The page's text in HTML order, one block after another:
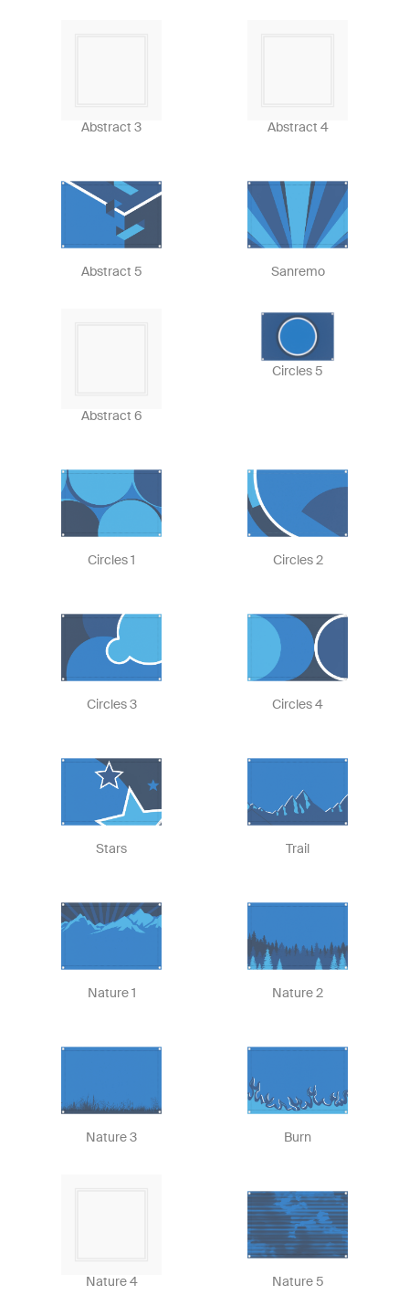
Abstract 3 Abstract 4
Abstract 5 Sanremo
Abstract 6
Circles 5
Circles 1 Circles 2
Circles 3 Circles 4
Stars Trail
Nature 1 Nature 2
Nature 3 Burn
Nature 4 Nature 5